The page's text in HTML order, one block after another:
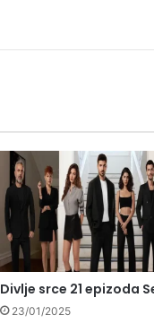
Divlje srce 21 epizoda
23/01/2025